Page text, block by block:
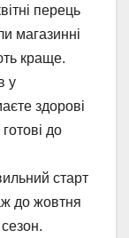
перець
магазинні
краще.
у
здорові
до
старт
до жовтня